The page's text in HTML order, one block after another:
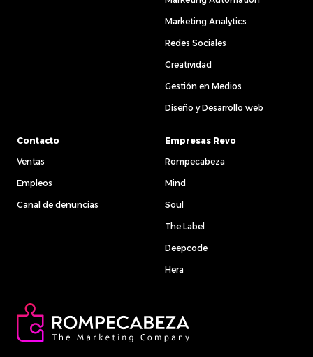
Marketing Analytics
Redes Sociales
Creatividad
Gestión en Medios
Diseño y Desarrollo web
Contacto
Ventas
Empleos
Canal de denuncias
Empresas Revo
Rompecabeza
Mind
Soul
The Label
Deepcode
Hera